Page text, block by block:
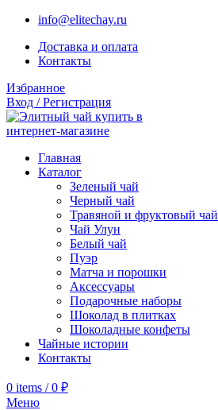
info@elitechay.ru
Доставка и оплата
Контакты
Избранное
Вход / Регистрация
Главная
Каталог
Зеленый чай
Черный чай
Травяной и фруктовый чай
Чай Улун
Белый чай
Пуэр
Матча и порошки
Аксессуары
Подарочные наборы
Шоколад в плитках
Шоколадные конфеты
Чайные истории
Контакты
0 items / 0 ₽
Меню